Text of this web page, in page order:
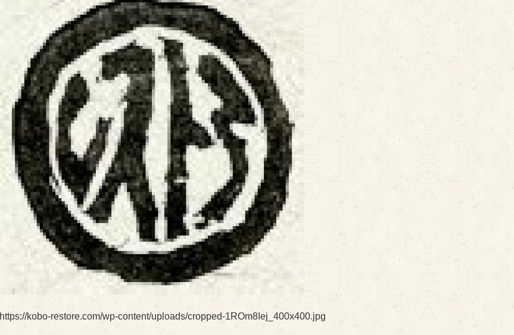
https://kobo-restore.com/wp-content/uploads/cropped-1ROm8Iej_400x400.jpg